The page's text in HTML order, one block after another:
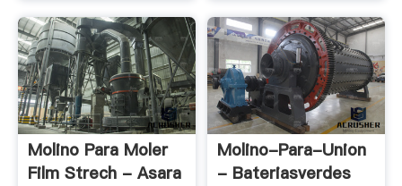
Molino Para Moler
Film Strech - Asara
Molino-Para-Union
- Bateriasverdes